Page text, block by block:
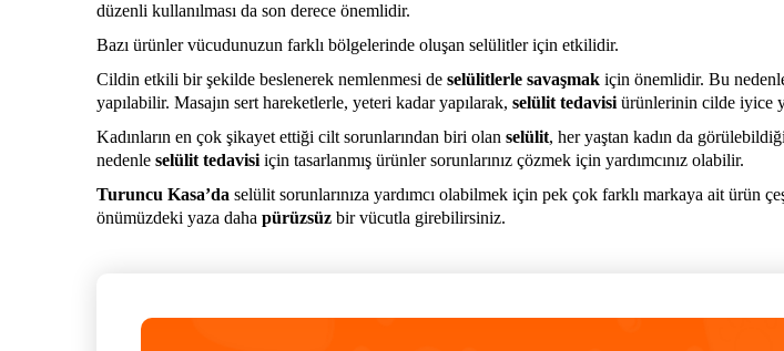
düzenli kullanılması da son derece önemlidir.
Bazı ürünler vücudunuzun farklı bölgelerinde oluşan selülitler için etkilidir.
Cildin etkili bir şekilde beslenerek nemlenmesi de selülitlerle savaşmak için önemlidir. Bu
yapılabilir. Masajın sert hareketlerle, yeteri kadar yapılarak, selülit tedavisi ürünlerinin cilde iyice
Kadınların en çok şikayet ettiği cilt sorunlarından biri olan selülit, her yaştan kadın da
nedenle selülit tedavisi için tasarlanmış ürünler sorunlarınız çözmek için yardımcınız olabilir.
Turuncu Kasa’da selülit sorunlarınıza yardımcı olabilmek için pek çok farklı markaya ait ürün
önümüzdeki yaza daha pürüzsüz bir vücutla girebilirsiniz.